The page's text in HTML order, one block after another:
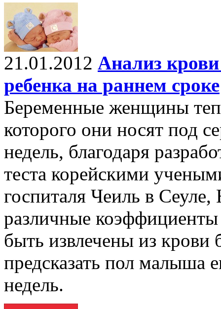
21.01.2012 Анализ
ребенка на раннем сроке
Беременные женщины
которого они носят под
недель, благодаря
теста корейскими
госпиталя Чеиль в
различные
быть извлечены из
предсказать пол малыша
недель.